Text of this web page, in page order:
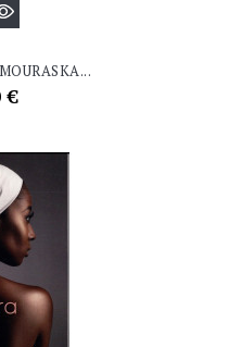
€